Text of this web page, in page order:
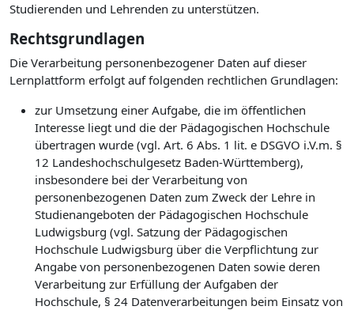
Studierenden und Lehrenden zu unterstützen.
Rechtsgrundlagen
Die Verarbeitung personenbezogener Daten auf dieser
Lernplattform erfolgt auf folgenden rechtlichen Grundlagen:
zur Umsetzung einer Aufgabe, die im öffentlichen
Interesse liegt und die der Pädagogischen Hochschule
übertragen wurde (vgl. Art. 6 Abs. 1 lit. e DSGVO i.V.m. §
12 Landeshochschulgesetz Baden-Württemberg),
insbesondere bei der Verarbeitung von
personenbezogenen Daten zum Zweck der Lehre in
Studienangeboten der Pädagogischen Hochschule
Ludwigsburg (vgl. Satzung der Pädagogischen
Hochschule Ludwigsburg über die Verpflichtung zur
Angabe von personenbezogenen Daten sowie deren
Verarbeitung zur Erfüllung der Aufgaben der
Hochschule, § 24 Datenverarbeitungen beim Einsatz von